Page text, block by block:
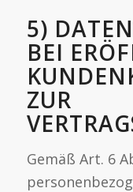
5)
BEI
ZUR
Gemäß Art. 6